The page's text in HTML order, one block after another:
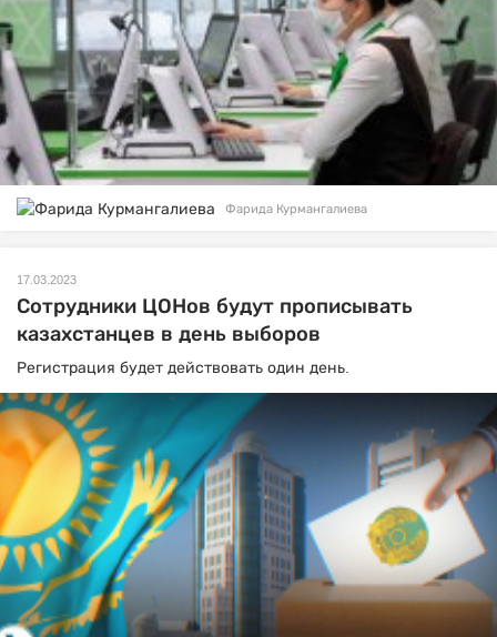
Фарида Курмангалиева
17.03.2023
Сотрудники ЦОНов будут прописывать
казахстанцев в день выборов
Регистрация будет действовать один день.